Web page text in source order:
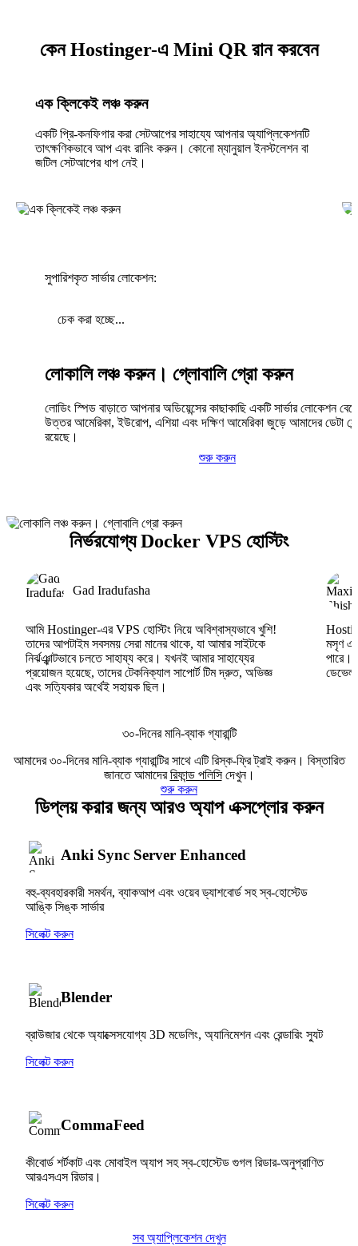
কেন Hostinger-এ Mini QR রান করবেন
এক ক্লিকেই লঞ্চ করুন
একটি প্রি-কনফিগার করা সেটআপের সাহায্যে আপনার অ্যাপ্লিকেশনটি
তাৎক্ষণিকভাবে আপ এবং রানিং করুন। কোনো ম্যানুয়াল ইনস্টলেশন বা
জটিল সেটআপের ধাপ নেই।
সুপারিশকৃত সার্ভার লোকেশন:
চেক করা হচ্ছে...
লোকালি লঞ্চ করুন। গ্লোবালি গ্রো করুন
লোডিং স্পিড বাড়াতে আপনার অডিয়েন্সের কাছাকাছি একটি সার্ভার লোকেশন
উত্তর আমেরিকা, ইউরোপ, এশিয়া এবং দক্ষিণ আমেরিকা জুড়ে আমাদের ডেটা
রয়েছে।
শুরু করুন
নির্ভরযোগ্য Docker VPS হোস্টিং
Gad Iradufasha
আমি Hostinger-এর VPS হোস্টিং নিয়ে অবিশ্বাস্যভাবে খুশি!
তাদের আপটাইম সবসময় সেরা মানের থাকে, যা আমার সাইটকে
নির্ঝঞ্ঝাটভাবে চলতে সাহায্য করে। যখনই আমার সাহায্যের
প্রয়োজন হয়েছে, তাদের টেকনিক্যাল সাপোর্ট টিম দ্রুত, অভিজ্ঞ
এবং সত্যিকার অর্থেই সহায়ক ছিল।
মসৃণ
৩০-দিনের মানি-ব্যাক গ্যারান্টি
আমাদের ৩০-দিনের মানি-ব্যাক গ্যারান্টির সাথে এটি রিস্ক-ফ্রি ট্রাই করুন। বিস্তারিত
জানতে আমাদেররিফান্ড পলিসিদেখুন।
শুরু করুন
ডিপ্লয় করার জন্য আরও অ্যাপ এক্সপ্লোর করুন
Anki Sync Server Enhanced
বহু-ব্যবহারকারী সমর্থন, ব্যাকআপ এবং ওয়েব ড্যাশবোর্ড সহ স্ব-হোস্টেড
আঙ্কি সিঙ্ক সার্ভার
সিলেক্ট করুন
Blender
ব্রাউজার থেকে অ্যাক্সেসযোগ্য 3D মডেলিং, অ্যানিমেশন এবং রেন্ডারিং স্যুট
সিলেক্ট করুন
CommaFeed
কীবোর্ড শর্টকাট এবং মোবাইল অ্যাপ সহ স্ব-হোস্টেড গুগল রিডার-অনুপ্রাণিত
আরএসএস রিডার।
সিলেক্ট করুন
সব অ্যাপ্লিকেশন দেখুন